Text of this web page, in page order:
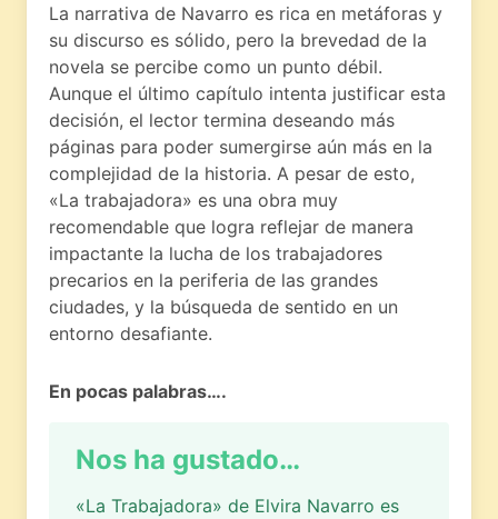
La narrativa de Navarro es rica en metáforas y
su discurso es sólido, pero la brevedad de la
novela se percibe como un punto débil.
Aunque el último capítulo intenta justificar esta
decisión, el lector termina deseando más
páginas para poder sumergirse aún más en la
complejidad de la historia. A pesar de esto,
«La trabajadora» es una obra muy
recomendable que logra reflejar de manera
impactante la lucha de los trabajadores
precarios en la periferia de las grandes
ciudades, y la búsqueda de sentido en un
entorno desafiante.
En pocas palabras….
Nos ha gustado…
«La Trabajadora» de Elvira Navarro es